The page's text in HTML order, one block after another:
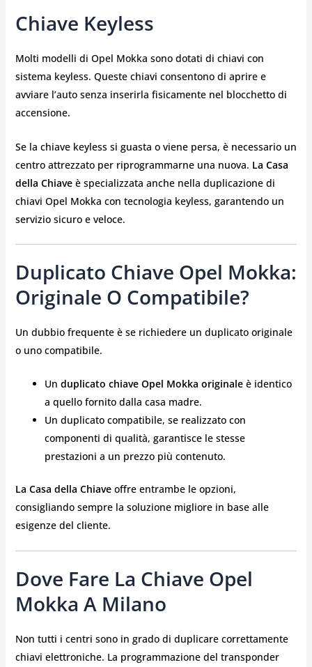
Chiave Keyless
Molti modelli di Opel Mokka sono dotati di chiavi con
sistema keyless. Queste chiavi consentono di aprire e
avviare l’auto senza inserirla fisicamente nel blocchetto di
accensione.
Se la chiave keyless si guasta o viene persa, è necessario un
centro attrezzato per riprogrammarne una nuova. La Casa
della Chiaveè specializzata anche nella duplicazione di
chiavi Opel Mokka con tecnologia keyless, garantendo un
servizio sicuro e veloce.
Duplicato Chiave Opel Mokka:
Originale O Compatibile?
Un dubbio frequente è se richiedere un duplicato originale
o uno compatibile.
Un duplicato chiave Opel Mokka originaleè identico
a quello fornito dalla casa madre.
Un duplicato compatibile, se realizzato con
componenti di qualità, garantisce le stesse
prestazioni a un prezzo più contenuto.
La Casa della Chiaveoffre entrambe le opzioni,
consigliando sempre la soluzione migliore in base alle
esigenze del cliente.
Dove Fare La Chiave Opel
Mokka A Milano
Non tutti i centri sono in grado di duplicare correttamente
chiavi elettroniche. La programmazione del transponder